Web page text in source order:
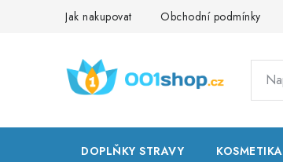
Jak nakupovat Obchodní podmínky
DOPLŇKY STRAVY KOSMETIKA